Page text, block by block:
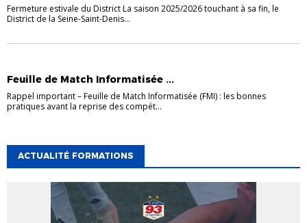
Fermeture estivale du District La saison 2025/2026 touchant à sa fin, le
District de la Seine-Saint-Denis...
Feuille de Match Informatisée ...
Rappel important – Feuille de Match Informatisée (FMI) : les bonnes
pratiques avant la reprise des compét...
ACTUALITÉ FORMATIONS